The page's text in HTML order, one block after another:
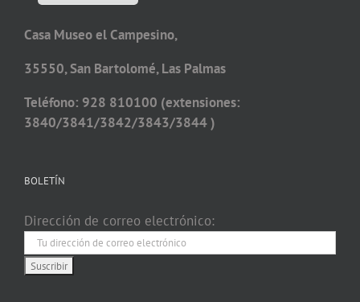
Casa Museo el Campesino,
35550, San Bartolomé, Las Palmas
Teléfono: 928 810100 (extensiones:
3840/3841/3842/3843/3844 )
BOLETÍN
Dirección de correo electrónico: